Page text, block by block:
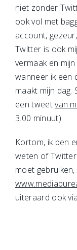
niet zonder
ook vol met
account,
Twitter is ook
vermaak en
wanneer ik een
maakt mijn dag.
een tweetvan
3.00 minuut)
Kortom, ik ben
weten of
moet
uiteraard ook